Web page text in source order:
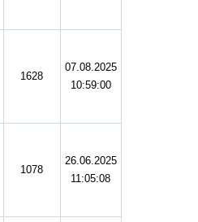
1628
07.08.2025
10:59:00
1078
26.06.2025
11:05:08